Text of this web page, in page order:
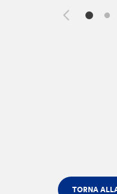
TORNA